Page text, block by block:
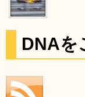
DNAを